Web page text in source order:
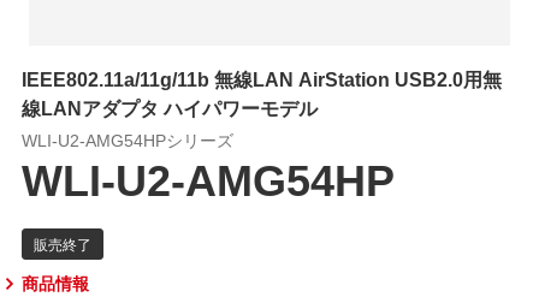
IEEE802.11a/11g/11b 無線LAN AirStation USB2.0用無
線LANアダプタ ハイパワーモデル
WLI-U2-AMG54HPシリーズ
WLI-U2-AMG54HP
商品情報